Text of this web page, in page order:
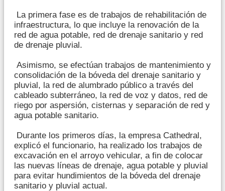
La primera fase es de trabajos de rehabilitación de
infraestructura, lo que incluye la renovación de la
red de agua potable, red de drenaje sanitario y red
de drenaje pluvial.
Asimismo, se efectúan trabajos de mantenimiento y
consolidación de la bóveda del drenaje sanitario y
pluvial, la red de alumbrado público a través del
cableado subterráneo, la red de voz y datos, red de
riego por aspersión, cisternas y separación de red y
agua potable sanitario.
Durante los primeros días, la empresa Cathedral,
explicó el funcionario, ha realizado los trabajos de
excavación en el arroyo vehicular, a fin de colocar
las nuevas líneas de drenaje, agua potable y pluvial
para evitar hundimientos de la bóveda del drenaje
sanitario y pluvial actual.